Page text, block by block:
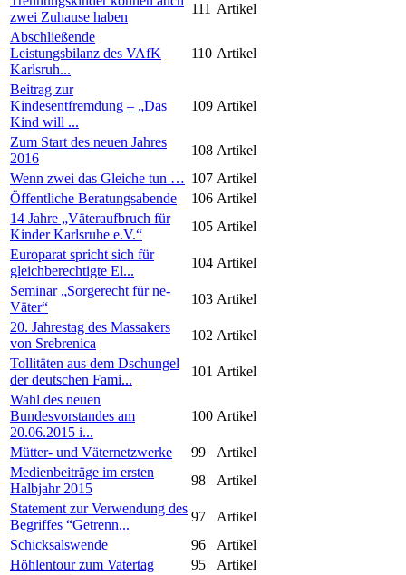
zwei Zuhause haben
111 Artikel
Abschließende
Leistungsbilanz des VAfK
Karlsruh...
110 Artikel
Beitrag zur
Kindesentfremdung – „Das
Kind will ...
109 Artikel
Zum Start des neuen Jahres
2016
108 Artikel
Wenn zwei das Gleiche tun … 107 Artikel
Öffentliche Beratungsabende
106 Artikel
14 Jahre „Väteraufbruch für
Kinder Karlsruhe e.V.“
105 Artikel
Europarat spricht sich für
gleichberechtigte El...
104 Artikel
Seminar „Sorgerecht für ne-
Väter“
103 Artikel
20. Jahrestag des Massakers
von Srebrenica
102 Artikel
Tollitäten aus dem Dschungel
der deutschen Fami...
101 Artikel
Wahl des neuen
Bundesvorstandes am
20.06.2015 i...
100 Artikel
Mütter- und Väternetzwerke 99
Artikel
Medienbeiträge im ersten
Halbjahr 2015
98
Artikel
Statement zur Verwendung des
Begriffes “Getrenn...
97
Artikel
Schicksalswende
96
Artikel
Höhlentour zum Vatertag
95
Artikel